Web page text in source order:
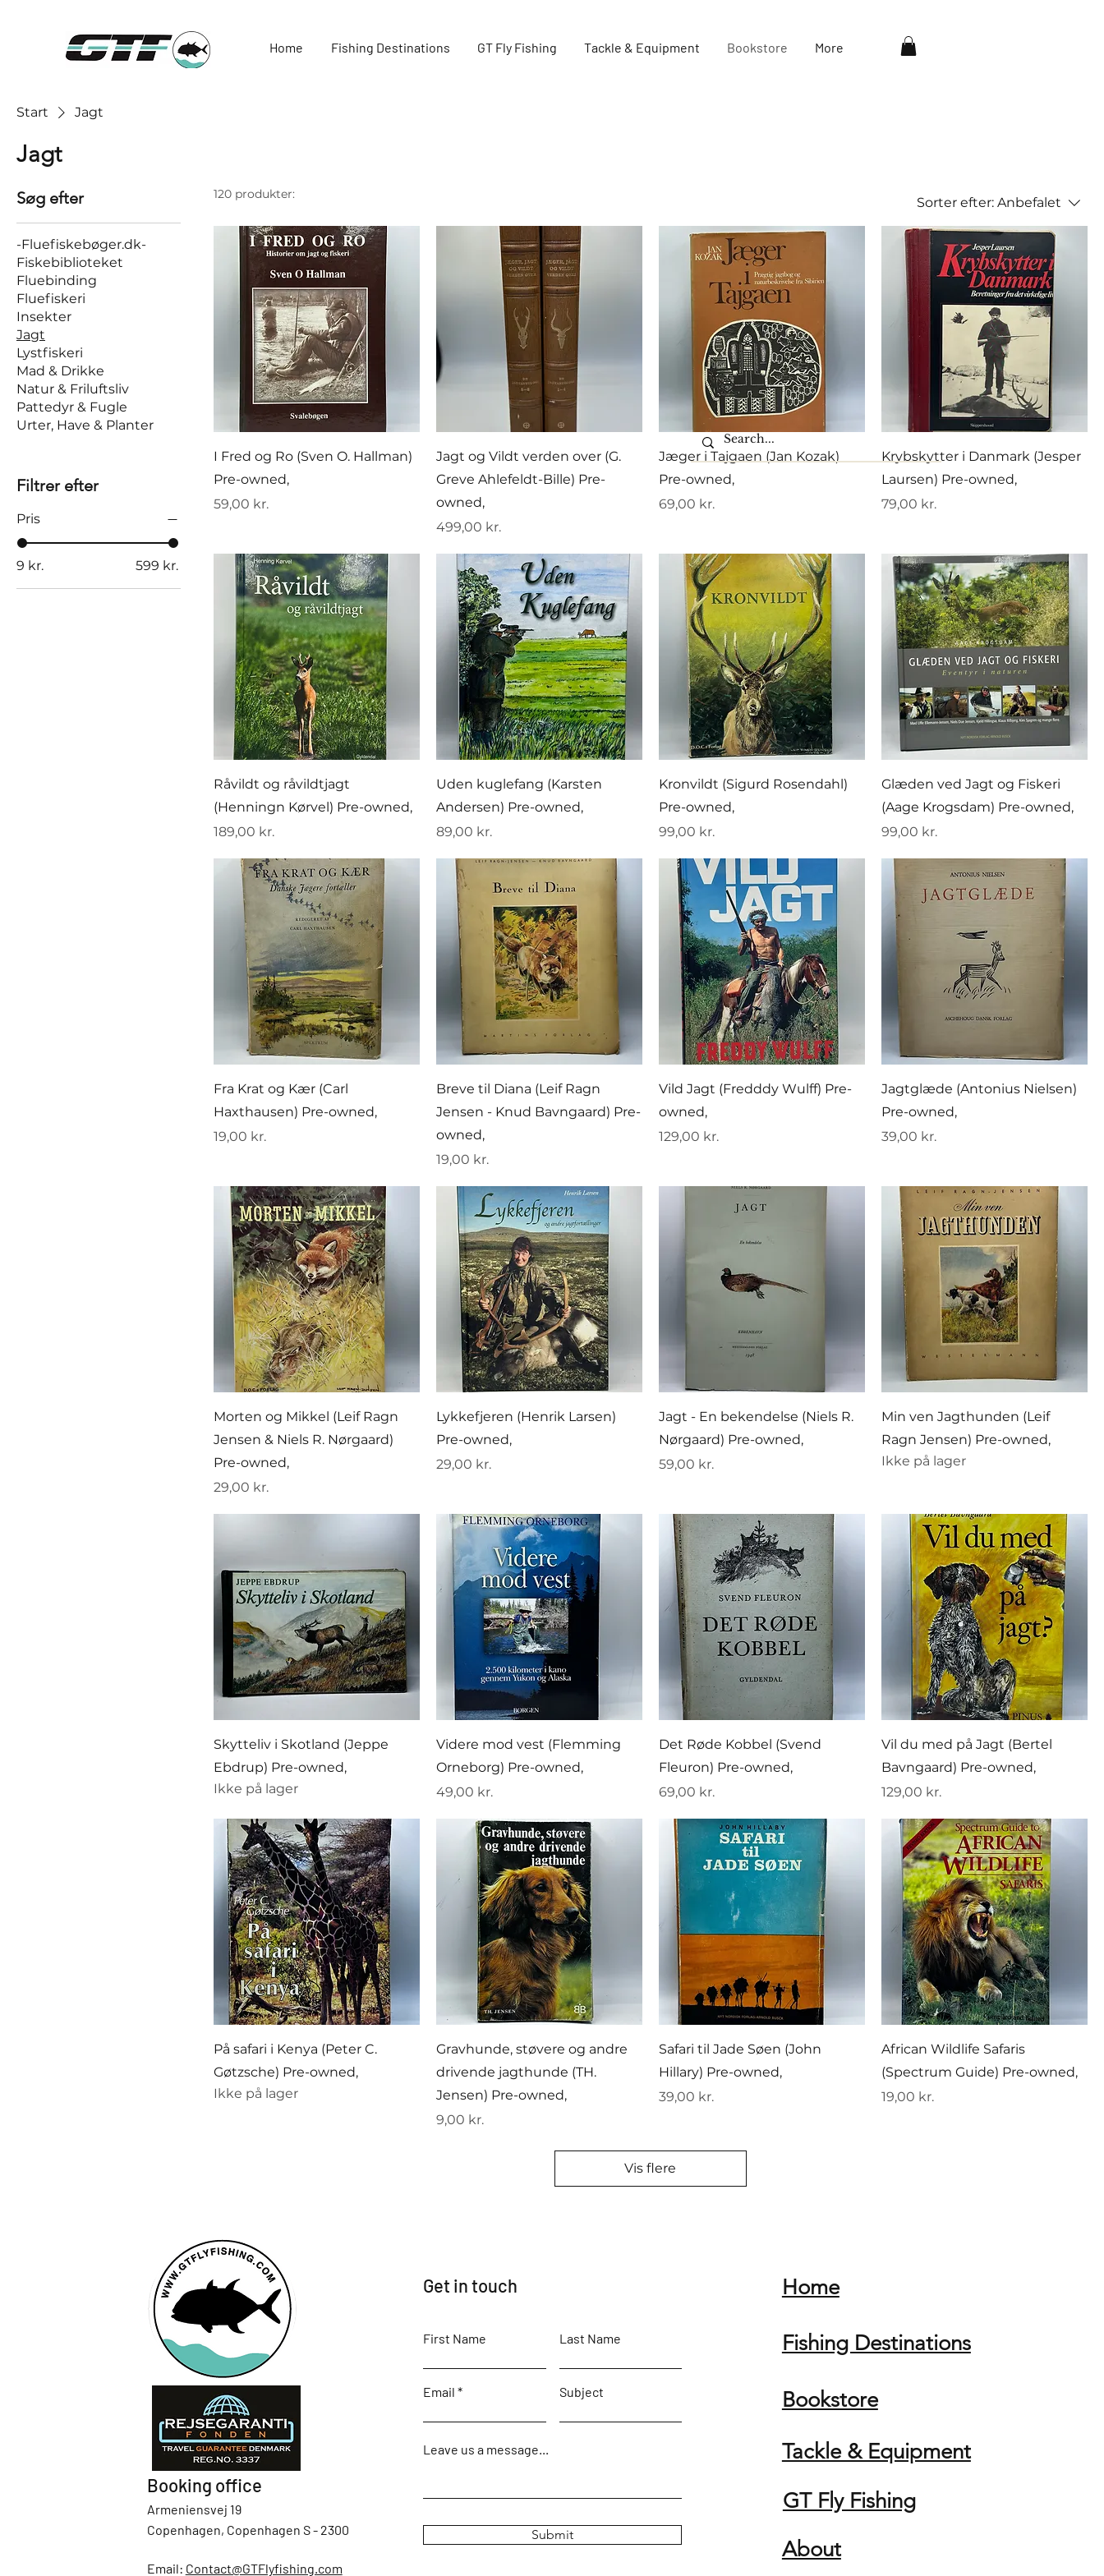
Home Fishing Destinations GT Fly Fishing Tackle & Equipment Bookstore More
Start Jagt
Jagt
Søg efter
-Fluefiskebøger.dk-
Fiskebiblioteket
Fluebinding
Fluefiskeri
Insekter
Jagt
Lystfiskeri
Mad & Drikke
Natur & Friluftsliv
Pattedyr & Fugle
Urter, Have & Planter
Filtrer efter
Pris
9 kr. 599 kr.
120 produkter:
Sorter efter: Anbefalet
I Fred og Ro (Sven O. Hallman)
Pre-owned,
Pris
59,00 kr.
Jagt og Vildt verden over (G.
Greve Ahlefeldt-Bille) Pre-
owned,
Pris
499,00 kr.
Jæger i Tajgaen (Jan Kozak)
Pre-owned,
Pris
69,00 kr.
Krybskytter i Danmark (Jesper
Laursen) Pre-owned,
Pris
79,00 kr.
Råvildt og råvildtjagt
(Henningn Kørvel) Pre-owned,
Pris
189,00 kr.
Uden kuglefang (Karsten
Andersen) Pre-owned,
Pris
89,00 kr.
Kronvildt (Sigurd Rosendahl)
Pre-owned,
Pris
99,00 kr.
Glæden ved Jagt og Fiskeri
(Aage Krogsdam) Pre-owned,
Pris
99,00 kr.
Fra Krat og Kær (Carl
Haxthausen) Pre-owned,
Pris
19,00 kr.
Breve til Diana (Leif Ragn
Jensen - Knud Bavngaard) Pre-
owned,
Pris
19,00 kr.
Vild Jagt (Fredddy Wulff) Pre-
owned,
Pris
129,00 kr.
Jagtglæde (Antonius Nielsen)
Pre-owned,
Pris
39,00 kr.
Morten og Mikkel (Leif Ragn
Jensen & Niels R. Nørgaard)
Pre-owned,
Pris
29,00 kr.
Lykkefjeren (Henrik Larsen)
Pre-owned,
Pris
29,00 kr.
Jagt - En bekendelse (Niels R.
Nørgaard) Pre-owned,
Pris
59,00 kr.
Min ven Jagthunden (Leif
Ragn Jensen) Pre-owned,
Ikke på lager
Skytteliv i Skotland (Jeppe
Ebdrup) Pre-owned,
Ikke på lager
Videre mod vest (Flemming
Orneborg) Pre-owned,
Pris
49,00 kr.
Det Røde Kobbel (Svend
Fleuron) Pre-owned,
Pris
69,00 kr.
Vil du med på Jagt (Bertel
Bavngaard) Pre-owned,
Pris
129,00 kr.
På safari i Kenya (Peter C.
Gøtzsche) Pre-owned,
Ikke på lager
Gravhunde, støvere og andre
drivende jagthunde (TH.
Jensen) Pre-owned,
Pris
9,00 kr.
Safari til Jade Søen (John
Hillary) Pre-owned,
Pris
39,00 kr.
African Wildlife Safaris
(Spectrum Guide) Pre-owned,
Pris
19,00 kr.
Vis flere
Booking office
Armeniensvej 19
Copenhagen, Copenhagen S - 2300
Email: Contact@GTFlyfishing.com
Get in touch
First Name Last Name
Email Subject
Leave us a message...
Submit
Home
Fishing Destinations
Bookstore
Tackle & Equipment
GT Fly Fishing
About